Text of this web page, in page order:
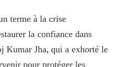
terme à la crise
la confiance dans
Kumar Jha, qui a exhorté le